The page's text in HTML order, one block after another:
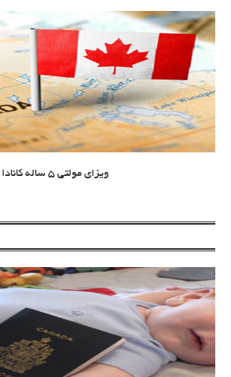
ویزای مولتی 5 ساله کانادا